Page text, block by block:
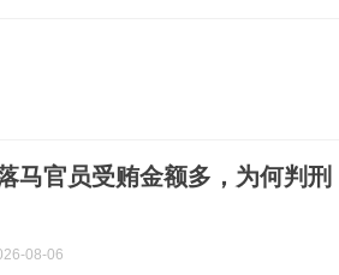
马官员受贿金额多，为何判刑
08-06